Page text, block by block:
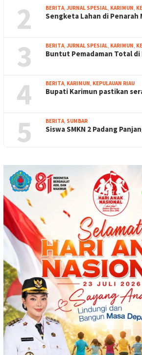
2 BERITA, JURNAL SPESIAL, KARIMUN,
Sengketa Lahan di Penarah
3 BERITA, JURNAL SPESIAL, KARIMUN,
Buntut Pemadaman Total
4 BERITA, KARIMUN, KEPULAUAN RIAU
Bupati Karimun pastikan
5 BERITA, SUMBAR
Siswa SMKN 2 Padang